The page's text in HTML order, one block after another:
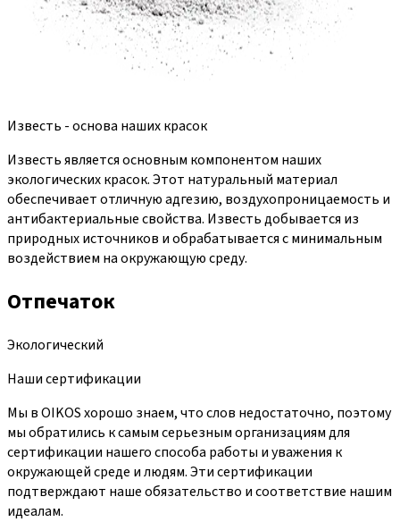
Известь - основа наших красок
Известь является основным компонентом наших
экологических красок. Этот натуральный материал
обеспечивает отличную адгезию, воздухопроницаемость и
антибактериальные свойства. Известь добывается из
природных источников и обрабатывается с минимальным
воздействием на окружающую среду.
Отпечаток
Экологический
Наши сертификации
Мы в OIKOS хорошо знаем, что слов недостаточно, поэтому
мы обратились к самым серьезным организациям для
сертификации нашего способа работы и уважения к
окружающей среде и людям. Эти сертификации
подтверждают наше обязательство и соответствие нашим
идеалам.